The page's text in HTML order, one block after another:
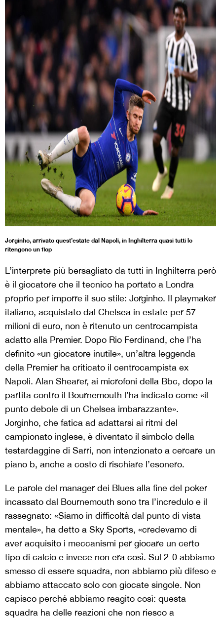
Jorginho, arrivato quest’estate dal Napoli, in Inghilterra quasi tutti lo
ritengono un flop
L’interprete più bersagliato da tutti in Inghilterra però
è il giocatore che il tecnico ha portato a Londra
proprio per imporre il suo stile: Jorginho. Il playmaker
italiano, acquistato dal Chelsea in estate per 57
milioni di euro, non è ritenuto un centrocampista
adatto alla Premier. Dopo Rio Ferdinand, che l’ha
definito «un giocatore inutile», un’altra leggenda
della Premier ha criticato il centrocampista ex
Napoli. Alan Shearer, ai microfoni della Bbc, dopo la
partita contro il Bournemouth l’ha indicato come «il
punto debole di un Chelsea imbarazzante».
Jorginho, che fatica ad adattarsi ai ritmi del
campionato inglese, è diventato il simbolo della
testardaggine di Sarri, non intenzionato a cercare un
piano b, anche a costo di rischiare l’esonero.
Le parole del manager dei Blues alla fine del poker
incassato dal Bournemouth sono tra l’incredulo e il
rassegnato: «Siamo in difficoltà dal punto di vista
mentale», ha detto a Sky Sports, «credevamo di
aver acquisito i meccanismi per giocare un certo
tipo di calcio e invece non era così. Sul 2-0 abbiamo
smesso di essere squadra, non abbiamo più difeso e
abbiamo attaccato solo con giocate singole. Non
capisco perché abbiamo reagito così: questa
squadra ha delle reazioni che non riesco a